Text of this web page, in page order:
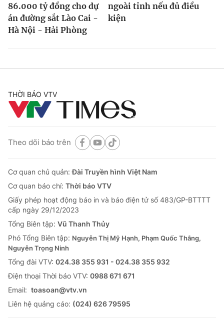
86.000 tỷ đồng cho dự
án đường sắt Lào Cai -
Hà Nội - Hải Phòng
ngoài tỉnh nếu đủ điều
kiện
THỜI BÁO VTV
Theo dõi báo trên
Cơ quan chủ quản:Đài Truyền hình Việt Nam
Cơ quan báo chí: Thời báo VTV
Giấy phép hoạt động báo in và báo điện tử số 483/GP-BTTTT
cấp ngày 29/12/2023
Tổng Biên tập: Vũ Thanh Thủy
Phó Tổng Biên tập: Nguyễn Thị Mỹ Hạnh, Phạm Quốc Thắng,
Nguyễn Trọng Ninh
Tổng đài VTV: 024.38 355 931 - 024.38 355 932
Ðiện thoại Thời báo VTV: 0988 671 671
Email: toasoan@vtv.vn
Liên hệ quảng cáo: (024) 626 79595